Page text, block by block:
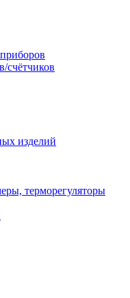
счётчиков
изделий
терморегуляторы